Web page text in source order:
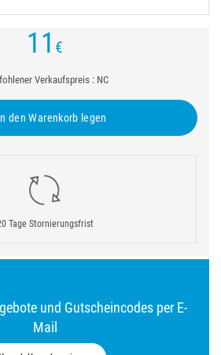
11 €
Verkaufspreis : NC
den Warenkorb legen
Tage Stornierungsfrist
und Gutscheincodes per E-
Mail